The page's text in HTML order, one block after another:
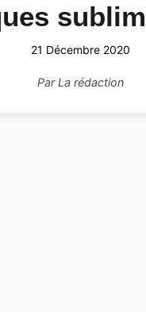
21 Décembre 2020
ParLa rédaction